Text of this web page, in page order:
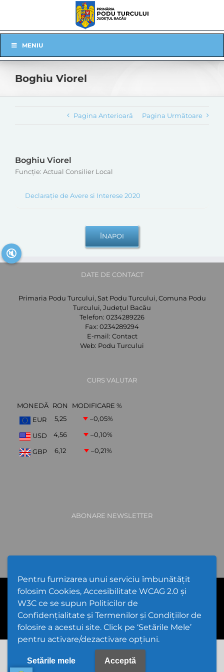
Pentru furnizarea unui serviciu îmbunătățit
folosim Cookies, Accesibilitate WCAG 2.0 și
W3C ce se supun Politicilor de
Confidențialitate și Termenilor și Condițiilor de
folosire a acestui site. Click pe ‘Setările Mele’
pentru activare/dezactivare opțiuni.
Setările mele Acceptă
Navigation
MENIU
Boghiu Viorel
Pagina Anterioară Pagina Următoare
Boghiu Viorel
Funcție: Actual Consilier Local
Declarație de Avere si Interese 2020
DATE DE CONTACT
Primaria Podu Turcului, Sat Podu Turcului, Comuna Podu
Turcului, Județul Bacău
Telefon: 0234289226
Fax: 0234289294
E-mail: Contact
Web: Podu Turcului
CURS VALUTAR
MONEDĂ RON
MODIFICARE %
EUR
5,25 –0,05%
USD 4,56 –0,10%
GBP 6,12 –0,21%
ABONARE NEWSLETTER
PPW @2026 |Hartă Website|Setări Cookies și Accesibilitate
Politică de utilizare Cookies|Politică de confidențialitate site
🔇